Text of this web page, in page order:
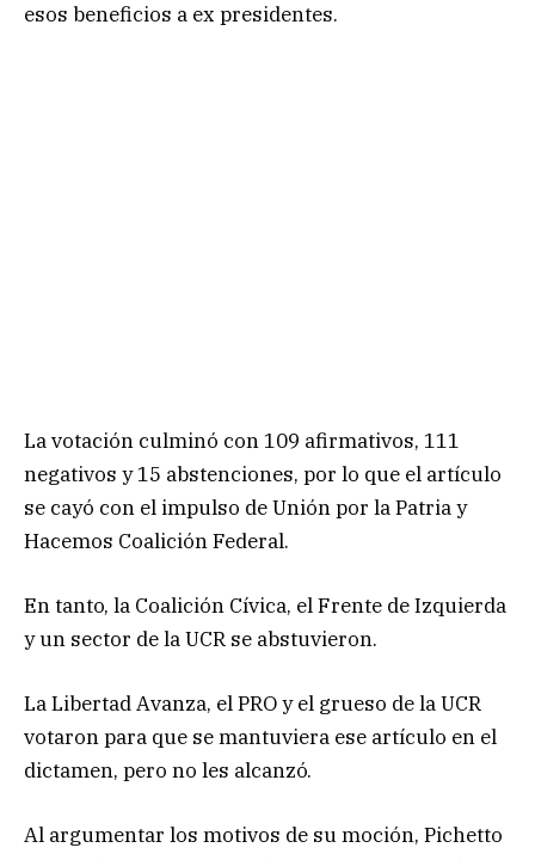
esos beneficios a ex presidentes.
La votación culminó con 109 afirmativos, 111
negativos y 15 abstenciones, por lo que el artículo
se cayó con el impulso de Unión por la Patria y
Hacemos Coalición Federal.
En tanto, la Coalición Cívica, el Frente de Izquierda
y un sector de la UCR se abstuvieron.
La Libertad Avanza, el PRO y el grueso de la UCR
votaron para que se mantuviera ese artículo en el
dictamen, pero no les alcanzó.
Al argumentar los motivos de su moción, Pichetto